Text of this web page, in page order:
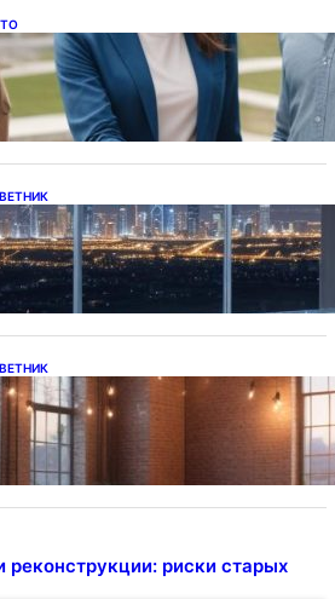
на новостройки при оформлении
у застройщика
светодиодных светильников и
в Казахстане
светодиодные светильники на
риски старых